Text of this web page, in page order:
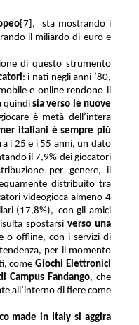
[7] ,
sta mostrando i
il miliardo di euro e
di questo strumento
: i nati negli anni ’80,
e online rendono il
quindisia verso le nuove
è metà dell’intera
italiani è sempre più
i 25 e i 55 anni, un dato
il 7,9% dei giocatori
per genere, il
distribuito tra
videogioca almeno 4
(17,8%), con gli amici
spostarsi verso una
o offline, con i servizi di
per il momento
comeGiochi Elettronici
Campus Fandango, che
all’interno di fiere come
made in Italy si aggira